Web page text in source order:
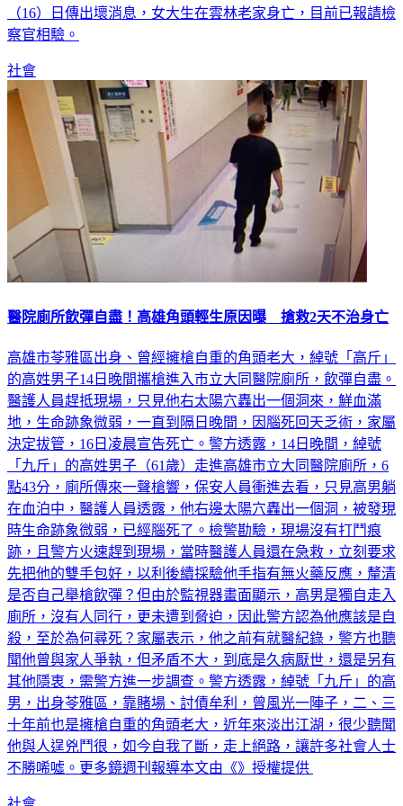
（16）日傳出壞消息，女大生在雲林老家身亡，目前已報請檢
察官相驗。
社會
醫院廁所飲彈自盡！高雄角頭輕生原因曝 搶救2天不治身亡
高雄市苓雅區出身、曾經擁槍自重的角頭老大，綽號「高斤」
的高姓男子14日晚間攜槍進入市立大同醫院廁所，飲彈自盡。
醫護人員趕抵現場，只見他右太陽穴轟出一個洞來，鮮血滿
地，生命跡象微弱，一直到隔日晚間，因腦死回天乏術，家屬
決定拔管，16日凌晨宣告死亡。警方透露，14日晚間，綽號
「九斤」的高姓男子（61歲）走進高雄市立大同醫院廁所，6
點43分，廁所傳來一聲槍響，保安人員衝進去看，只見高男躺
在血泊中，醫護人員透露，他右邊太陽穴轟出一個洞，被發現
時生命跡象微弱，已經腦死了。檢警勘驗，現場沒有打鬥痕
跡，且警方火速趕到現場，當時醫護人員還在急救，立刻要求
先把他的雙手包好，以利後續採驗他手指有無火藥反應，釐清
是否自己舉槍飲彈？但由於監視器畫面顯示，高男是獨自走入
廁所，沒有人同行，更未遭到脅迫，因此警方認為他應該是自
殺，至於為何尋死？家屬表示，他之前有就醫紀錄，警方也聽
聞他曾與家人爭執，但矛盾不大，到底是久病厭世，還是另有
其他隱衷，需警方進一步調查。警方透露，綽號「九斤」的高
男，出身苓雅區，靠賭場、討債牟利，曾風光一陣子，二、三
十年前也是擁槍自重的角頭老大，近年來淡出江湖，很少聽聞
他與人逞兇鬥很，如今自我了斷，走上絕路，讓許多社會人士
不勝唏噓。更多鏡週刊報導本文由《》授權提供